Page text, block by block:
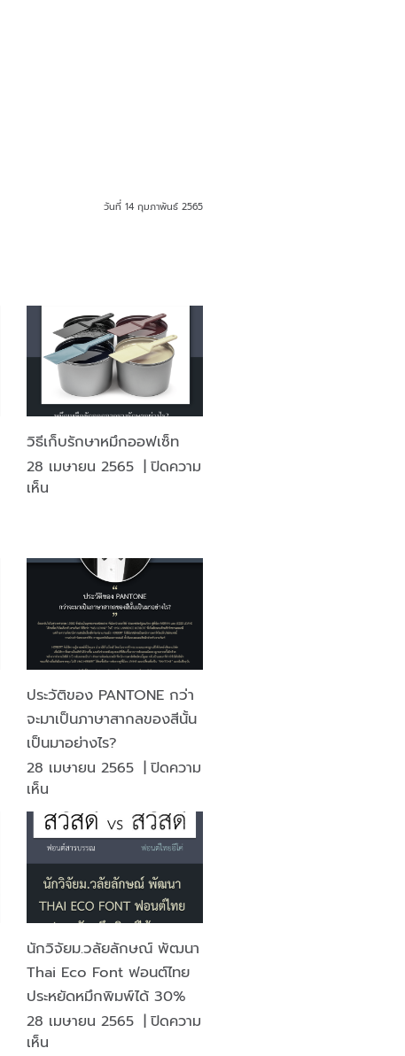
วันที่ 14 กุมภาพันธ์ 2565
วิธีเก็บรักษาหมึกออฟเซ็ท
28 เมษายน 2565
ปิดความ
เห็นบน
เซ็ท
ประวัติของ PANTONE กว่า
จะมาเป็นภาษาสากลของสีนั้น
เป็นมาอย่างไร?
28 เมษายน 2565 | ปิดความ
เห็นบน
ประวัติ
ของ
PANTONE
กว่า
จะ
มา
เป็น
ภาษา
สากล
ของ
สี
นั้น
นักวิจัยม.วลัยลักษณ์ พัฒนา
Thai Eco Font ฟอนต์ไทย
ประหยัดหมึกพิมพ์ได้ 30%
28 เมษายน 2565 | ปิดความ
เห็นบน